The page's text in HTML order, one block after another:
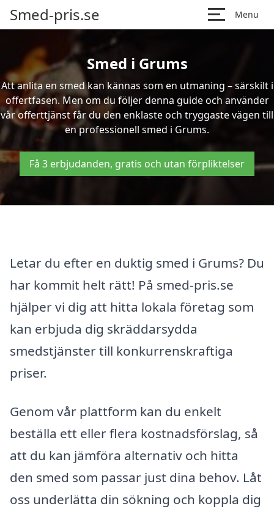
Smed-pris.se Menu
Smed i Grums
Att anlita en smed kan kännas som en utmaning – särskilt i
offertfasen. Men om du följer denna guide och använder
vår offerttjänst får du den enklaste och tryggaste vägen till
en professionell smed i Grums.
Få 3 erbjudanden, gratis och utan förpliktelser
Letar du efter en duktig smed i Grums? Du
har kommit helt rätt! På smed-pris.se
hjälper vi dig att hitta lokala företag som
kan erbjuda dig skräddarsydda
smedstjänster till konkurrenskraftiga
priser.
Genom vår plattform kan du enkelt
beställa ett eller flera kostnadsförslag, så
att du kan jämföra alternativ och hitta
den smed som passar just dina behov. Låt
oss underlätta din sökning och koppla dig